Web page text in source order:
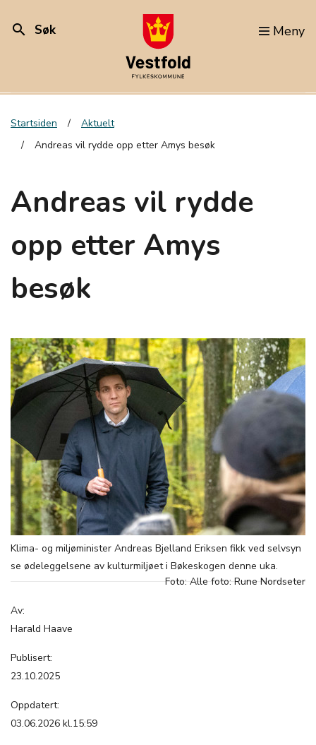
search Søk Meny
Startsiden
Aktuelt
Andreas vil rydde opp etter Amys besøk
Andreas vil rydde
opp etter Amys
besøk
Klima- og miljøminister Andreas Bjelland Eriksen fikk ved selvsyn
se ødeleggelsene av kulturmiljøet i Bøkeskogen denne uka.
Foto: Alle foto: Rune Nordseter
Av:
Harald Haave
Publisert:
23.10.2025
Oppdatert:
03.06.2026 kl.15:59